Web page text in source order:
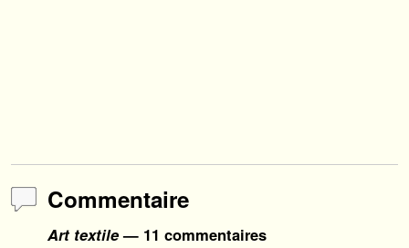
Commentaire
Art textile— 11 commentaires